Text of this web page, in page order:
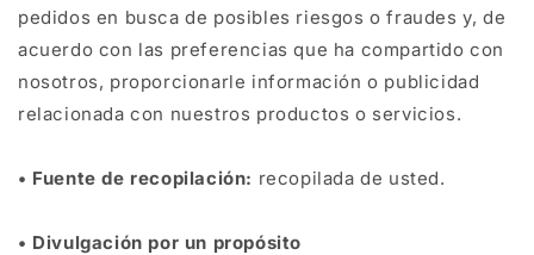
pedidos en busca de posibles riesgos o fraudes y, de
acuerdo con las preferencias que ha compartido con
nosotros, proporcionarle información o publicidad
relacionada con nuestros productos o servicios.
• Fuente de recopilación: recopilada de usted.
• Divulgación por un propósito